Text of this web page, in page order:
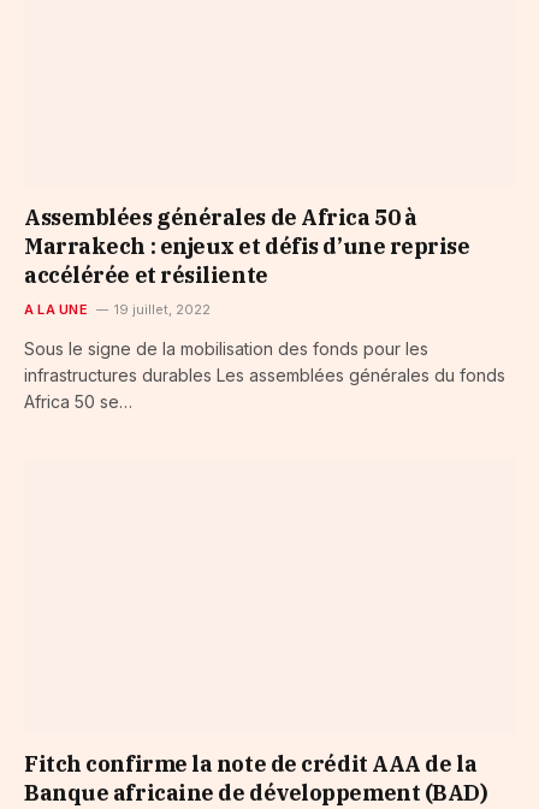
Assemblées générales de Africa 50 à
Marrakech : enjeux et défis d’une reprise
accélérée et résiliente
A LA UNE 19 juillet, 2022
Sous le signe de la mobilisation des fonds pour les
infrastructures durables Les assemblées générales du fonds
Africa 50 se…
Fitch confirme la note de crédit AAA de la
Banque africaine de développement (BAD)